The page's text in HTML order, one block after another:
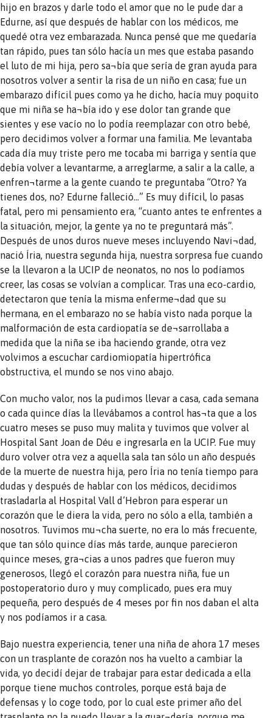
hijo en brazos y darle todo el amor que no le pude dar a
Edurne, así que después de hablar con los médicos, me
quedé otra vez embarazada. Nunca pensé que me quedaría
tan rápido, pues tan sólo hacía un mes que estaba pasando
el luto de mi hija, pero sa¬bía que sería de gran ayuda para
nosotros volver a sentir la risa de un niño en casa; fue un
embarazo difícil pues como ya he dicho, hacía muy poquito
que mi niña se ha¬bía ido y ese dolor tan grande que
sientes y ese vacío no lo podía reemplazar con otro bebé,
pero decidimos volver a formar una familia. Me levantaba
cada día muy triste pero me tocaba mi barriga y sentía que
debía volver a levantarme, a arreglarme, a salir a la calle, a
enfren¬tarme a la gente cuando te preguntaba “Otro? Ya
tienes dos, no? Edurne falleció…” Es muy difícil, lo pasas
fatal, pero mi pensamiento era, “cuanto antes te enfrentes a
la situación, mejor, la gente ya no te preguntará más”.
Después de unos duros nueve meses incluyendo Navi¬dad,
nació Íria, nuestra segunda hija, nuestra sorpresa fue cuando
se la llevaron a la UCIP de neonatos, no nos lo podíamos
creer, las cosas se volvían a complicar. Tras una eco-cardio,
detectaron que tenía la misma enferme¬dad que su
hermana, en el embarazo no se había visto nada porque la
malformación de esta cardiopatía se de¬sarrollaba a
medida que la niña se iba haciendo grande, otra vez
volvimos a escuchar cardiomiopatía hipertrófica
obstructiva, el mundo se nos vino abajo.
Con mucho valor, nos la pudimos llevar a casa, cada semana
o cada quince días la llevábamos a control has¬ta que a los
cuatro meses se puso muy malita y tuvimos que volver al
Hospital Sant Joan de Déu e ingresarla en la UCIP. Fue muy
duro volver otra vez a aquella sala tan sólo un año después
de la muerte de nuestra hija, pero Íria no tenía tiempo para
dudas y después de hablar con los médicos, decidimos
trasladarla al Hospital Vall d’Hebron para esperar un
corazón que le diera la vida, pero no sólo a ella, también a
nosotros. Tuvimos mu¬cha suerte, no era lo más frecuente,
que tan sólo quince días más tarde, aunque parecieron
quince meses, gra¬cias a unos padres que fueron muy
generosos, llegó el corazón para nuestra niña, fue un
postoperatorio duro y muy complicado, pues era muy
pequeña, pero después de 4 meses por fin nos daban el alta
y nos podíamos ir a casa.
Bajo nuestra experiencia, tener una niña de ahora 17 meses
con un trasplante de corazón nos ha vuelto a cambiar la
vida, yo decidí dejar de trabajar para estar dedicada a ella
porque tiene muchos controles, porque está baja de
defensas y lo coge todo, por lo cual este primer año del